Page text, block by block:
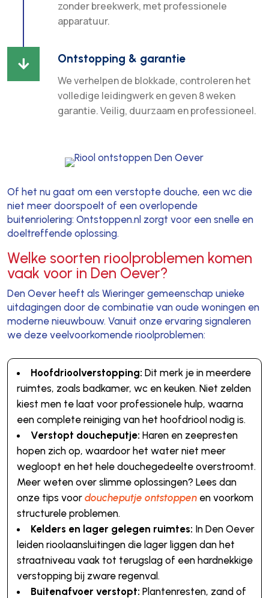
zonder breekwerk, met professionele
apparatuur.
 Ontstopping & garantie
We verhelpen de blokkade, controleren het
volledige leidingwerk en geven 8 weken
garantie. Veilig, duurzaam en professioneel.
Of het nu gaat om een verstopte douche, een wc die
niet meer doorspoelt of een overlopende
buitenriolering: Ontstoppen.nl zorgt voor een snelle en
doeltreffende oplossing.
Welke soorten rioolproblemen komen
vaak voor in Den Oever?
Den Oever heeft als Wieringer gemeenschap unieke
uitdagingen door de combinatie van oude woningen en
moderne nieuwbouw. Vanuit onze ervaring signaleren
we deze veelvoorkomende rioolproblemen:
Hoofdrioolverstopping: Dit merk je in meerdere
ruimtes, zoals badkamer, wc en keuken. Niet zelden
kiest men te laat voor professionele hulp, waarna
een complete reiniging van het hoofdriool nodig is.
Verstopt doucheputje: Haren en zeepresten
hopen zich op, waardoor het water niet meer
wegloopt en het hele douchegedeelte overstroomt.
Meer weten over slimme oplossingen? Lees dan
onze tips voor doucheputje ontstoppenen voorkom
structurele problemen.
Kelders en lager gelegen ruimtes: In Den Oever
leiden rioolaansluitingen die lager liggen dan het
straatniveau vaak tot terugslag of een hardnekkige
verstopping bij zware regenval.
Buitenafvoer verstopt: Plantenresten, zand of